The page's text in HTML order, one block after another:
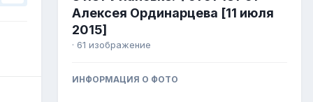
Алексея Ординарцева [11 июля
2015]
· 61 изображение
ИНФОРМАЦИЯ О ФОТО